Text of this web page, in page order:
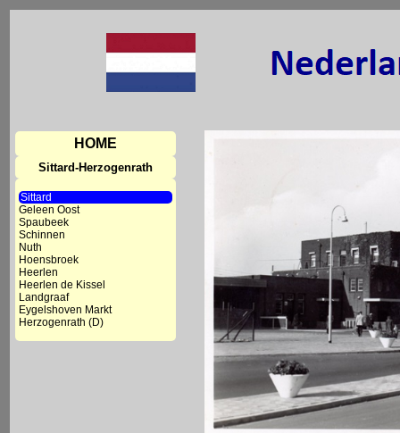
HOME
Sittard-Herzogenrath
Sittard
Geleen Oost
Spaubeek
Schinnen
Nuth
Hoensbroek
Heerlen
Heerlen de Kissel
Landgraaf
Eygelshoven Markt
Herzogenrath (D)